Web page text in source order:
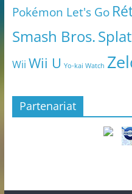
Pokémon Let's Go
Smash Bros.
Wii Wii U Yo-kai Watch
Partenariat